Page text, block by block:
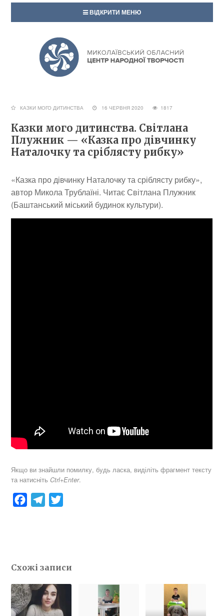
ВІДКРИТИ МЕНЮ
КАЗКИ МОГО ДИТИНСТВА 16 ЧЕРВНЯ 2020 1817
Казки мого дитинства. Світлана
Плужник — «Казка про дівчинку
Наталочку та сріблясту рибку»
«Казка про дівчинку Наталочку та сріблясту рибку»,
автор Микола Трублаїні. Читає Світлана Плужник
(Баштанський міський будинок культури).
Якщо ви знайшли помилку, будь ласка, виділіть фрагмент тексту
та натисніть Ctrl+Enter.
o
o
k
r
a
m
e
r
Схожі записи